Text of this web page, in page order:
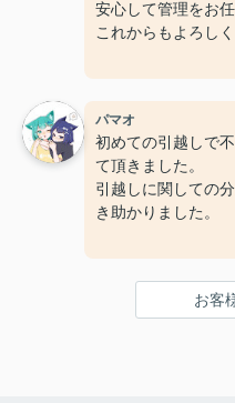
安心して管理をお任
これからもよろし
Google掲載URL
パマオ
初めての引越しで
て頂きました。
引越しに関しての
き助かりました。
Google掲載URL
お客